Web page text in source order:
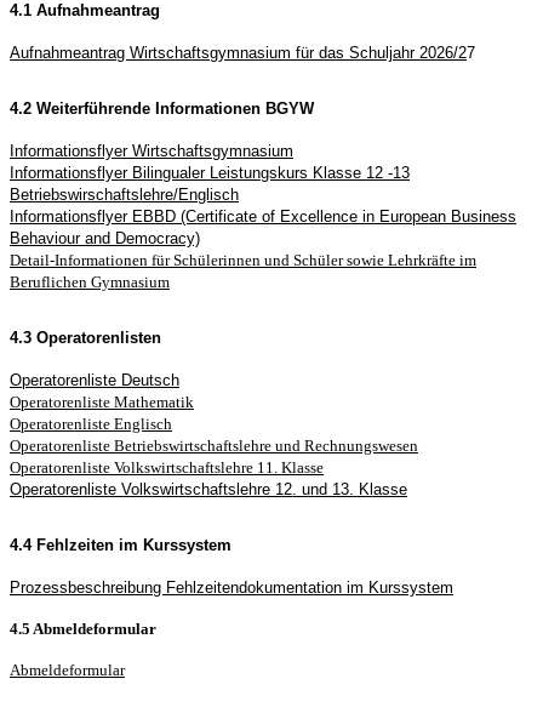
4.1 Aufnahmeantrag
Aufnahmeantrag Wirtschaftsgymnasium für das Schuljahr 2026/27
4.2 Weiterführende Informationen BGYW
Informationsflyer Wirtschaftsgymnasium
Informationsflyer Bilingualer Leistungskurs Klasse 12 -13
Betriebswirschaftslehre/Englisch
Informationsflyer EBBD (Certificate of Excellence in European Business
Behaviour and Democracy)
Detail-Informationen für Schülerinnen und Schüler sowie Lehrkräfte im
Beruflichen Gymnasium
4.3 Operatorenlisten
Operatorenliste Deutsch
Operatorenliste Mathematik
Operatorenliste Englisch
Operatorenliste Betriebswirtschaftslehre und Rechnungswesen
Operatorenliste Volkswirtschaftslehre 11. Klasse
Operatorenliste Volkswirtschaftslehre 12. und 13. Klasse
4.4 Fehlzeiten im Kurssystem
Prozessbeschreibung Fehlzeitendokumentation im Kurssystem
4.5 Abmeldeformular
Abmeldeformular